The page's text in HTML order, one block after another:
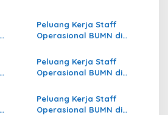
Peluang Kerja Staff
Operasional BUMN di
Kab. Nduga
Peluang Kerja Staff
Operasional BUMN di
Kab. Banyumas
Peluang Kerja Staff
Operasional BUMN di